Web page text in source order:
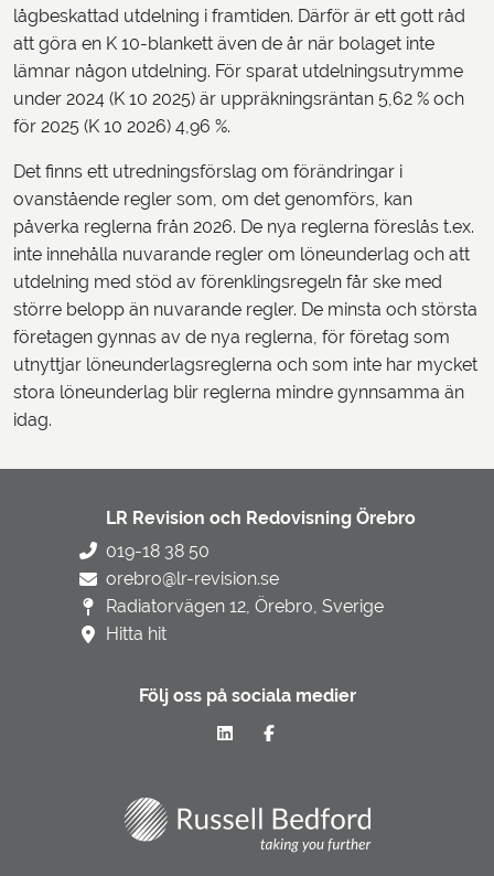
lågbeskattad utdelning i framtiden. Därför är ett gott råd
att göra en K 10-blankett även de år när bolaget inte
lämnar någon utdelning. För sparat utdelningsutrymme
under 2024 (K 10 2025) är uppräkningsräntan 5,62 % och
för 2025 (K 10 2026) 4,96 %.
Det finns ett utredningsförslag om förändringar i
ovanstående regler som, om det genomförs, kan
påverka reglerna från 2026. De nya reglerna föreslås t.ex.
inte innehålla nuvarande regler om löneunderlag och att
utdelning med stöd av förenklingsregeln får ske med
större belopp än nuvarande regler. De minsta och största
företagen gynnas av de nya reglerna, för företag som
utnyttjar löneunderlagsreglerna och som inte har mycket
stora löneunderlag blir reglerna mindre gynnsamma än
idag.
LR Revision och Redovisning Örebro
019-18 38 50
orebro@lr-revision.se
Radiatorvägen 12, Örebro, Sverige
Hitta hit
Följ oss på sociala medier